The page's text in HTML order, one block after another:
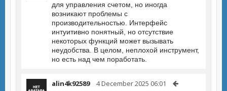
для управления счетом, но иногда
возникают проблемы с
производительностью. Интерфейс
интуитивно понятный, но отсутствие
некоторых функций может вызывать
неудобства. В целом, неплохой инструмент,
но есть над чем поработать.
alin4k92589 4 December 2025 06:01